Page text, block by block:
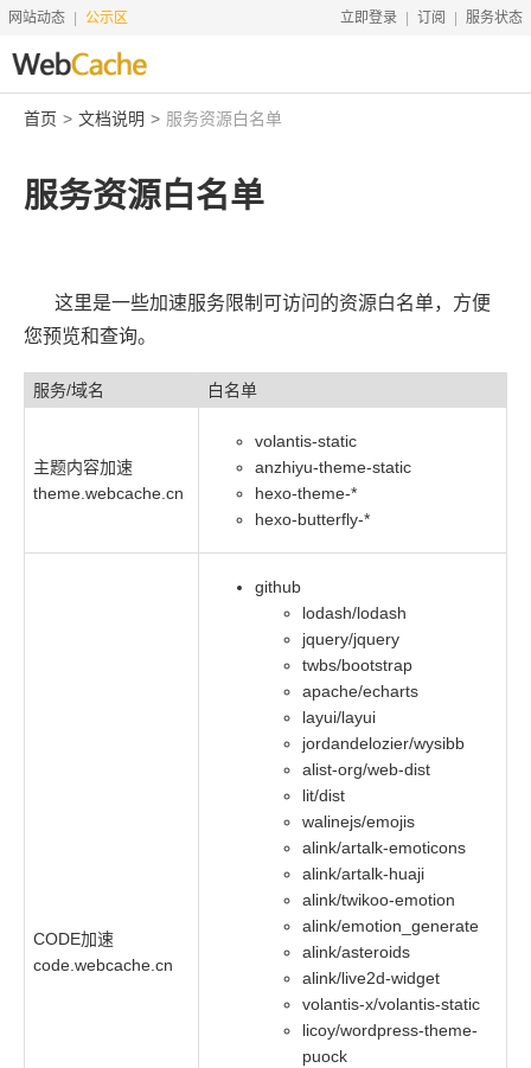
网站动态 公示区 立即登录 订阅 服务状态
首页
搜索资源
友情服务
工具
首页 文档说明 服务资源白名单
服务资源白名单
这里是一些加速服务限制可访问的资源白名单，方便
您预览和查询。
服务/域名 白名单
主题内容加速
theme.webcache.cn
volantis-static
anzhiyu-theme-static
hexo-theme-*
hexo-butterfly-*
CODE加速
code.webcache.cn
github
lodash/lodash
jquery/jquery
twbs/bootstrap
apache/echarts
layui/layui
jordandelozier/wysibb
alist-org/web-dist
lit/dist
walinejs/emojis
alink/artalk-emoticons
alink/artalk-huaji
alink/twikoo-emotion
alink/emotion_generate
alink/asteroids
alink/live2d-widget
volantis-x/volantis-static
licoy/wordpress-theme-
puock